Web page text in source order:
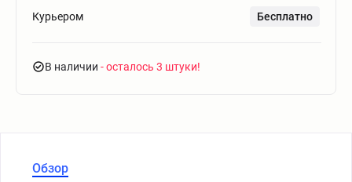
Курьером Бесплатно
В наличии - осталось 3 штуки
Обзор